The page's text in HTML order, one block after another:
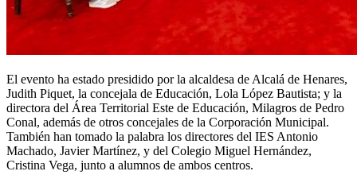
El evento ha estado presidido por la alcaldesa de Alcalá de Henares,
Judith Piquet, la concejala de Educación, Lola López Bautista; y la
directora del Área Territorial Este de Educación, Milagros de Pedro
Conal, además de otros concejales de la Corporación Municipal.
También han tomado la palabra los directores del IES Antonio
Machado, Javier Martínez, y del Colegio Miguel Hernández,
Cristina Vega, junto a alumnos de ambos centros.